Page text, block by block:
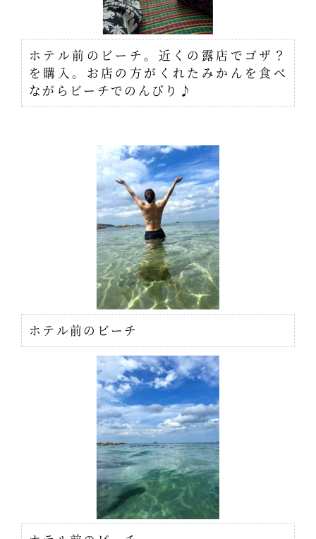
ホテル前のビーチ。近くの露店でゴザ？
を購入。お店の方がくれたみかんを食べ
ながらビーチでのんびり♪
ホテル前のビーチ